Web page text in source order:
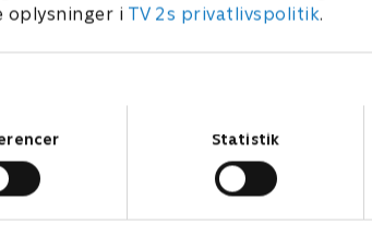
oplysninger i TV 2s privatlivspolitik.
Statistik